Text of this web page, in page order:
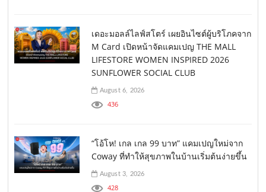
เดอะมอลล์ไลฟ์สโตร์ เผยอินไซต์ผู้บริโภคจาก
M Card เปิดหน้าจัดแคมเปญ THE MALL
LIFESTORE WOMEN INSPIRED 2026
SUNFLOWER SOCIAL CLUB
August 6, 2026
436
“โอ้โห! เกล เกล 99 บาท” แคมเปญใหม่จาก
Coway ที่ทำให้สุขภาพในบ้านเริ่มต้นง่ายขึ้น
August 3, 2026
428